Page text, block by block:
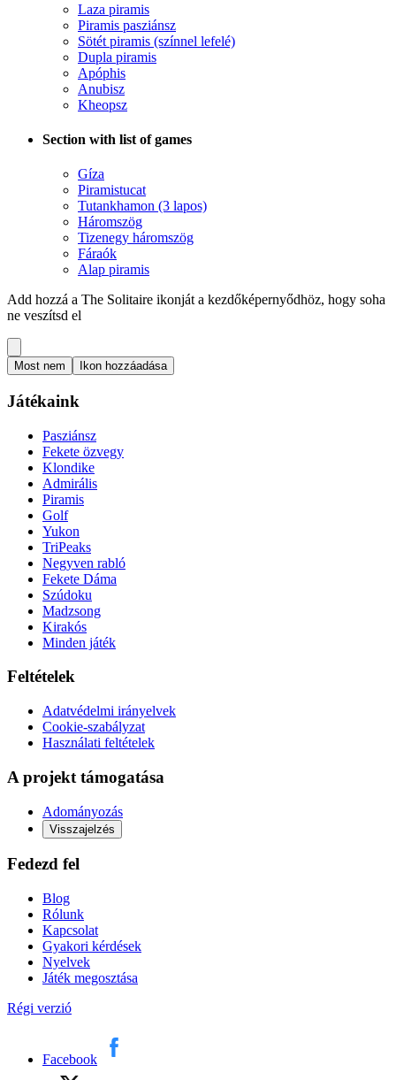
Laza piramis
Piramis pasziánsz
Sötét piramis (színnel lefelé)
Dupla piramis
Apóphis
Anubisz
Kheopsz
Section with list of games
Gíza
Piramistucat
Tutankhamon (3 lapos)
Háromszög
Tizenegy háromszög
Fáraók
Alap piramis
Add hozzá a The Solitaire ikonját a kezdőképernyődhöz, hogy soha
ne veszítsd el
Most nem Ikon hozzáadása
Játékaink
Pasziánsz
Fekete özvegy
Klondike
Admirális
Piramis
Golf
Yukon
TriPeaks
Negyven rabló
Fekete Dáma
Szúdoku
Madzsong
Kirakós
Minden játék
Feltételek
Adatvédelmi irányelvek
Cookie-szabályzat
Használati feltételek
A projekt támogatása
Adományozás
Visszajelzés
Fedezd fel
Blog
Rólunk
Kapcsolat
Gyakori kérdések
Nyelvek
Játék megosztása
Régi verzió
Facebook